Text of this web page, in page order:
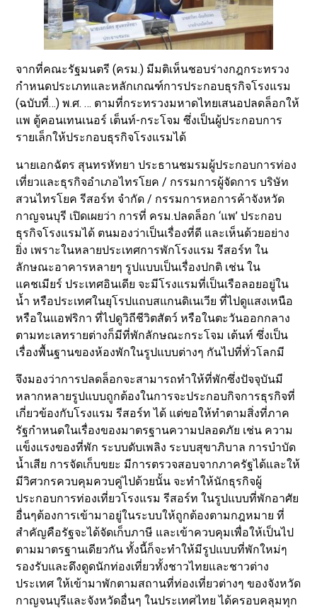
จากที่คณะรัฐมนตรี (ครม.) มีมติเห็นชอบร่างกฎกระทรวง
กำหนดประเภทและหลักเกณฑ์การประกอบธุรกิจโรงแรม
(ฉบับที่…) พ.ศ. … ตามที่กระทรวงมหาดไทยเสนอปลดล็อกให้
แพ ตู้คอนเทนเนอร์ เต็นท์-กระโจม ซึ่งเป็นผู้ประกอบการ
รายเล็กให้ประกอบธุรกิจโรงแรมได้
นายเอกฉัตร สุนทรหัทยา ประธานชมรมผู้ประกอบการท่อง
เที่ยวและธุรกิจอำเภอไทรโยค / กรรมการผู้จัดการ บริษัท
สวนไทรโยค รีสอร์ท จำกัด / กรรมการหอการค้าจังหวัด
กาญจนบุรี เปิดเผยว่า การที่ ครม.ปลดล็อก ‘แพ’ ประกอบ
ธุรกิจโรงแรมได้ ตนมองว่าเป็นเรื่องที่ดี และเห็นด้วยอย่าง
ยิ่ง เพราะในหลายประเทศการพักโรงแรม รีสอร์ท ใน
ลักษณะอาคารหลายๆ รูปแบบเป็นเรื่องปกติ เช่น ใน
แคชเมียร์ ประเทศอินเดีย จะมีโรงแรมที่เป็นเรือลอยอยู่ใน
น้ำ หรือประเทศในยุโรปแถบสแกนดิเนเวีย ที่ไปดูแสงเหนือ
หรือในแอฟริกา ที่ไปดูวิถีชีวิตสัตว์ หรือในตะวันออกกลาง
ตามทะเลทรายต่างก็มีที่พักลักษณะกระโจม เต้นท์ ซึ่งเป็น
เรื่องพื้นฐานของห้องพักในรูปแบบต่างๆ กันไปที่ทั่วโลกมี
จึงมองว่าการปลดล็อกจะสามารถทำให้ที่พักซึ่งปัจจุบันมี
หลากหลายรูปแบบถูกต้องในการจะประกอบกิจการธุรกิจที่
เกี่ยวข้องกับโรงแรม รีสอร์ท ได้ แต่ขอให้ทำตามสิ่งที่ภาค
รัฐกำหนดในเรื่องของมาตรฐานความปลอดภัย เช่น ความ
แข็งแรงของที่พัก ระบบดับเพลิง ระบบสุขาภิบาล การบำบัด
น้ำเสีย การจัดเก็บขยะ มีการตรวจสอบจากภาครัฐได้และให้
มีวิศวกรควบคุมควบคู่ไปด้วยนั้น จะทำให้นักธุรกิจผู้
ประกอบการท่องเที่ยวโรงแรม รีสอร์ท ในรูปแบบที่พักอาศัย
อื่นๆต้องการเข้ามาอยู่ในระบบให้ถูกต้องตามกฎหมาย ที่
สำคัญคือรัฐจะได้จัดเก็บภาษี และเข้าควบคุมเพื่อให้เป็นไป
ตามมาตรฐานเดียวกัน ทั้งนี้ก็จะทำให้มีรูปแบบที่พักใหม่ๆ
รองรับและดึงดูดนักท่องเที่ยวทั้งชาวไทยและชาวต่าง
ประเทศ ให้เข้ามาพักตามสถานที่ท่องเที่ยวต่างๆ ของจังหวัด
กาญจนบุรีและจังหวัดอื่นๆ ในประเทศไทย ได้ครอบคลุมทุก